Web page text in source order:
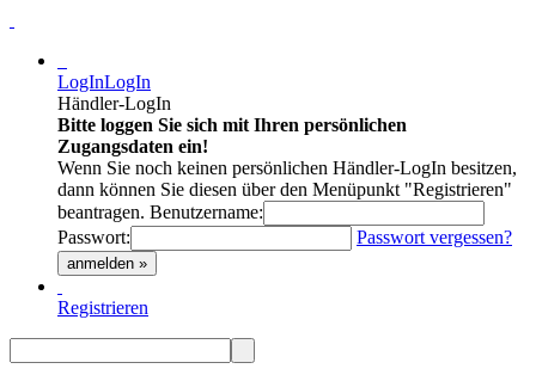
LogInLogIn
Händler-LogIn
Bitte loggen Sie sich mit Ihren persönlichen
Zugangsdaten ein!
Wenn Sie noch keinen persönlichen Händler-LogIn besitzen,
dann können Sie diesen über den Menüpunkt "Registrieren"
beantragen. Benutzername:
Passwort:
Passwort vergessen?
anmelden »
Registrieren